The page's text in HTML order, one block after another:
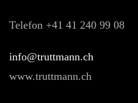
Telefon +41 41 240 99 08
hc.nnamtturt@ofni
www.truttmann.ch